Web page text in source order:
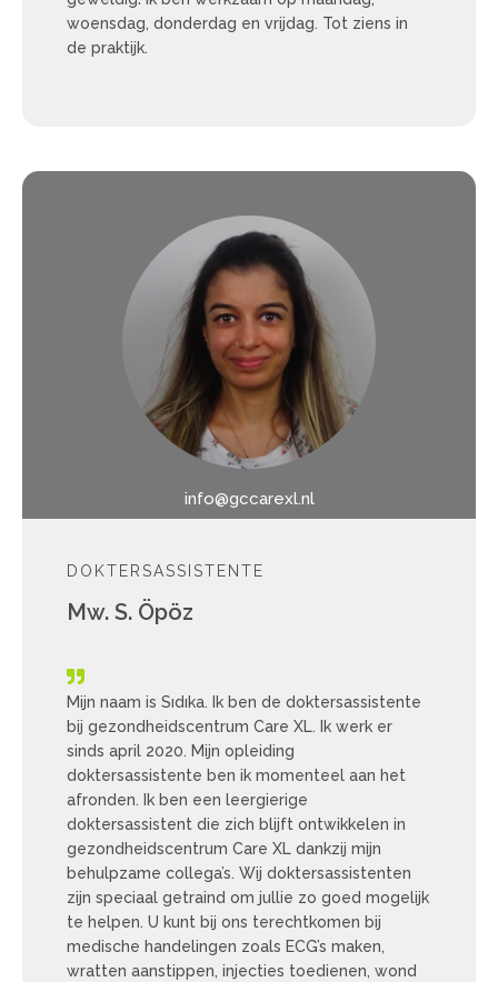
woensdag, donderdag en vrijdag. Tot ziens in
de praktijk.
info@gccarexl.nl
DOKTERSASSISTENTE
Mw. S. Öpöz
Mijn naam is Sıdıka. Ik ben de doktersassistente
bij gezondheidscentrum Care XL. Ik werk er
sinds april 2020. Mijn opleiding
doktersassistente ben ik momenteel aan het
afronden. Ik ben een leergierige
doktersassistent die zich blijft ontwikkelen in
gezondheidscentrum Care XL dankzij mijn
behulpzame collega’s. Wij doktersassistenten
zijn speciaal getraind om jullie zo goed mogelijk
te helpen. U kunt bij ons terechtkomen bij
medische handelingen zoals ECG’s maken,
wratten aanstippen, injecties toedienen, wond